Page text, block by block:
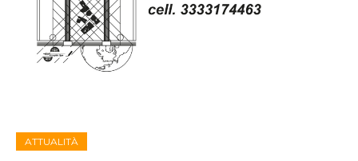
ATTUALITÀ